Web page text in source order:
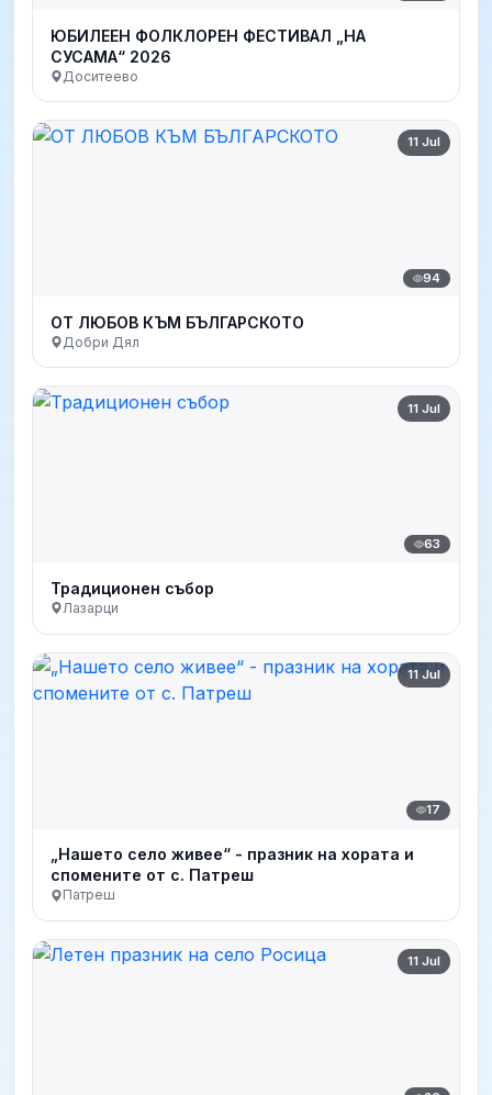
ЮБИЛЕЕН ФОЛКЛОРЕН ФЕСТИВАЛ „НА
СУСАМА“ 2026
Доситеево
11 Jul
94
ОТ ЛЮБОВ КЪМ БЪЛГАРСКОТО
Добри Дял
11 Jul
63
Традиционен събор
Лазарци
11 Jul
17
„Нашето село живее“ - празник на хората и
спомените от с. Патреш
Патреш
11 Jul